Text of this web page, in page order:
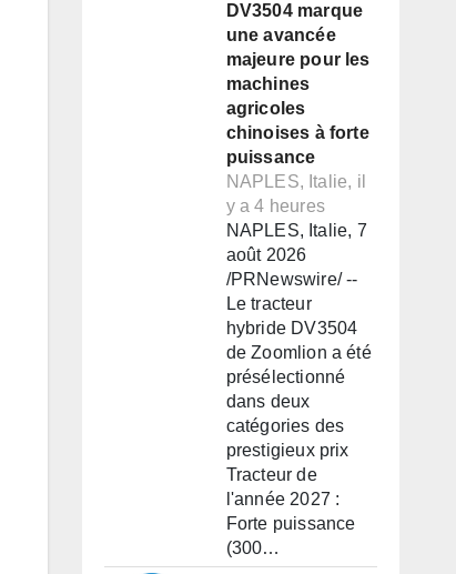
DV3504 marque
une avancée
majeure pour les
machines
agricoles
chinoises à forte
puissance
NAPLES, Italie, il
y a 4 heures
NAPLES, Italie, 7
août 2026
/PRNewswire/ --
Le tracteur
hybride DV3504
de Zoomlion a été
présélectionné
dans deux
catégories des
prestigieux prix
Tracteur de
l'année 2027 :
Forte puissance
(300…